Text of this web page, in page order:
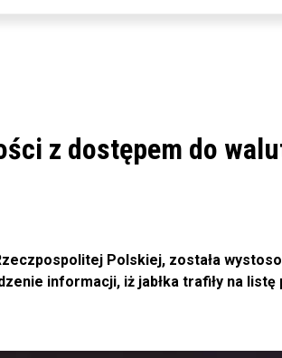
z dostępem do
Polskiej, została
informacji, iż jabłka trafiły na